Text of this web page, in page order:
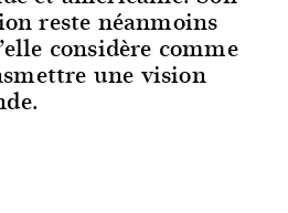
reste néanmoins
considère comme
une vision